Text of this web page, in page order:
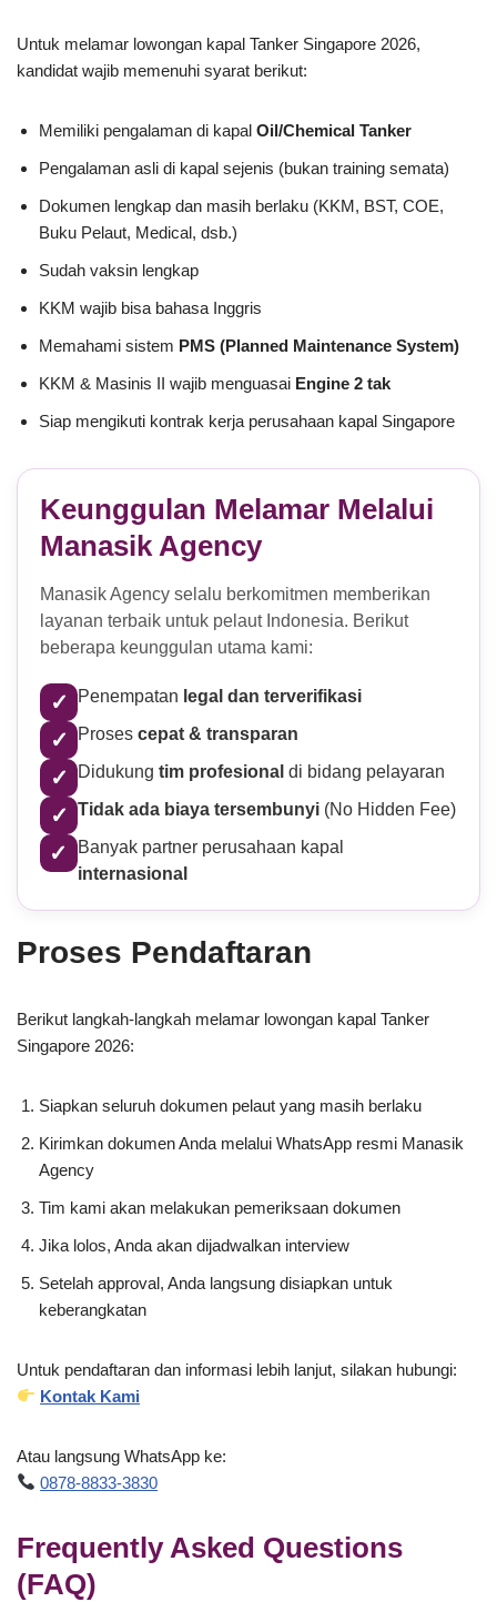
Untuk melamar lowongan kapal Tanker Singapore 2026,
kandidat wajib memenuhi syarat berikut:
Memiliki pengalaman di kapal Oil/Chemical Tanker
Pengalaman asli di kapal sejenis (bukan training semata)
Dokumen lengkap dan masih berlaku (KKM, BST, COE,
Buku Pelaut, Medical, dsb.)
Sudah vaksin lengkap
KKM wajib bisa bahasa Inggris
Memahami sistem PMS (Planned Maintenance System)
KKM & Masinis II wajib menguasai Engine 2 tak
Siap mengikuti kontrak kerja perusahaan kapal Singapore
Keunggulan Melamar Melalui
Manasik Agency
Manasik Agency selalu berkomitmen memberikan
layanan terbaik untuk pelaut Indonesia. Berikut
beberapa keunggulan utama kami:
✓ Penempatan legal dan terverifikasi
✓ Proses cepat & transparan
✓ Didukung tim profesional di bidang pelayaran
✓ Tidak ada biaya tersembunyi (No Hidden Fee)
✓
Banyak partner perusahaan kapal
internasional
Proses Pendaftaran
Berikut langkah-langkah melamar lowongan kapal Tanker
Singapore 2026:
Siapkan seluruh dokumen pelaut yang masih berlaku
Kirimkan dokumen Anda melalui WhatsApp resmi Manasik
Agency
Tim kami akan melakukan pemeriksaan dokumen
Jika lolos, Anda akan dijadwalkan interview
Setelah approval, Anda langsung disiapkan untuk
keberangkatan
Untuk pendaftaran dan informasi lebih lanjut, silakan hubungi:
Kontak Kami
Atau langsung WhatsApp ke:
0878-8833-3830
Frequently Asked Questions
(FAQ)